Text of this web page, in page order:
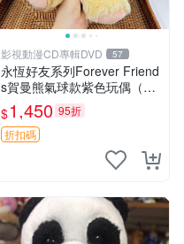
影視動漫CD專輯DVD 57
永恆好友系列Forever Friend
s賀曼熊氣球款紫色玩偶（鼻
子稍有磨損） 中古玩具 氣球
熊 玩偶
$1,450 95折
折扣碼